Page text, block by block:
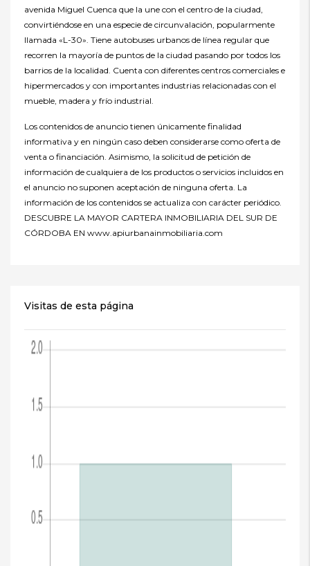
avenida Miguel Cuenca que la une con el centro de la ciudad,
convirtiéndose en una especie de circunvalación, popularmente
llamada «L-30». Tiene autobuses urbanos de línea regular que
recorren la mayoría de puntos de la ciudad pasando por todos los
barrios de la localidad. Cuenta con diferentes centros comerciales e
hipermercados y con importantes industrias relacionadas con el
mueble, madera y frío industrial.
Los contenidos de anuncio tienen únicamente finalidad
informativa y en ningún caso deben considerarse como oferta de
venta o financiación. Asimismo, la solicitud de petición de
información de cualquiera de los productos o servicios incluidos en
el anuncio no suponen aceptación de ninguna oferta. La
información de los contenidos se actualiza con carácter periódico.
DESCUBRE LA MAYOR CARTERA INMOBILIARIA DEL SUR DE
CÓRDOBA EN www.apiurbanainmobiliaria.com
Visitas de esta página